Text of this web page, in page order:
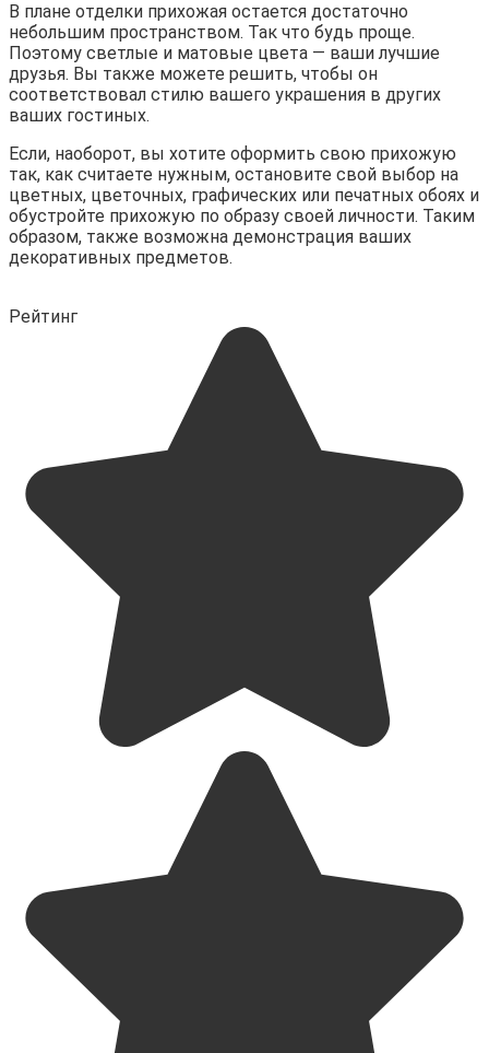
В плане отделки прихожая остается достаточно
небольшим пространством. Так что будь проще.
Поэтому светлые и матовые цвета — ваши лучшие
друзья. Вы также можете решить, чтобы он
соответствовал стилю вашего украшения в других
ваших гостиных.
Если, наоборот, вы хотите оформить свою прихожую
так, как считаете нужным, остановите свой выбор на
цветных, цветочных, графических или печатных обоях и
обустройте прихожую по образу своей личности. Таким
образом, также возможна демонстрация ваших
декоративных предметов.
Рейтинг